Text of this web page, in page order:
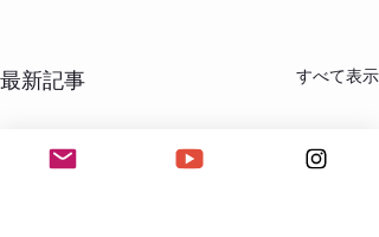
最新記事 すべて表示